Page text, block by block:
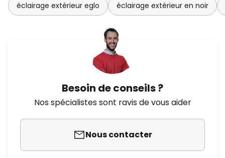
éclairage extérieur eglo éclairage extérieur en noir
Besoin de conseils ?
Nos spécialistes sont ravis de vous aider
Nous contacter